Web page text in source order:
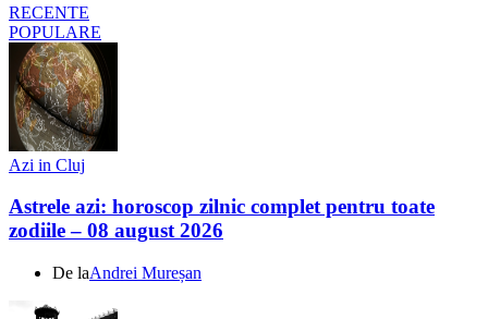
RECENTE
POPULARE
Azi in Cluj
Astrele azi: horoscop zilnic complet pentru toate
zodiile – 08 august 2026
De laAndrei Mureșan